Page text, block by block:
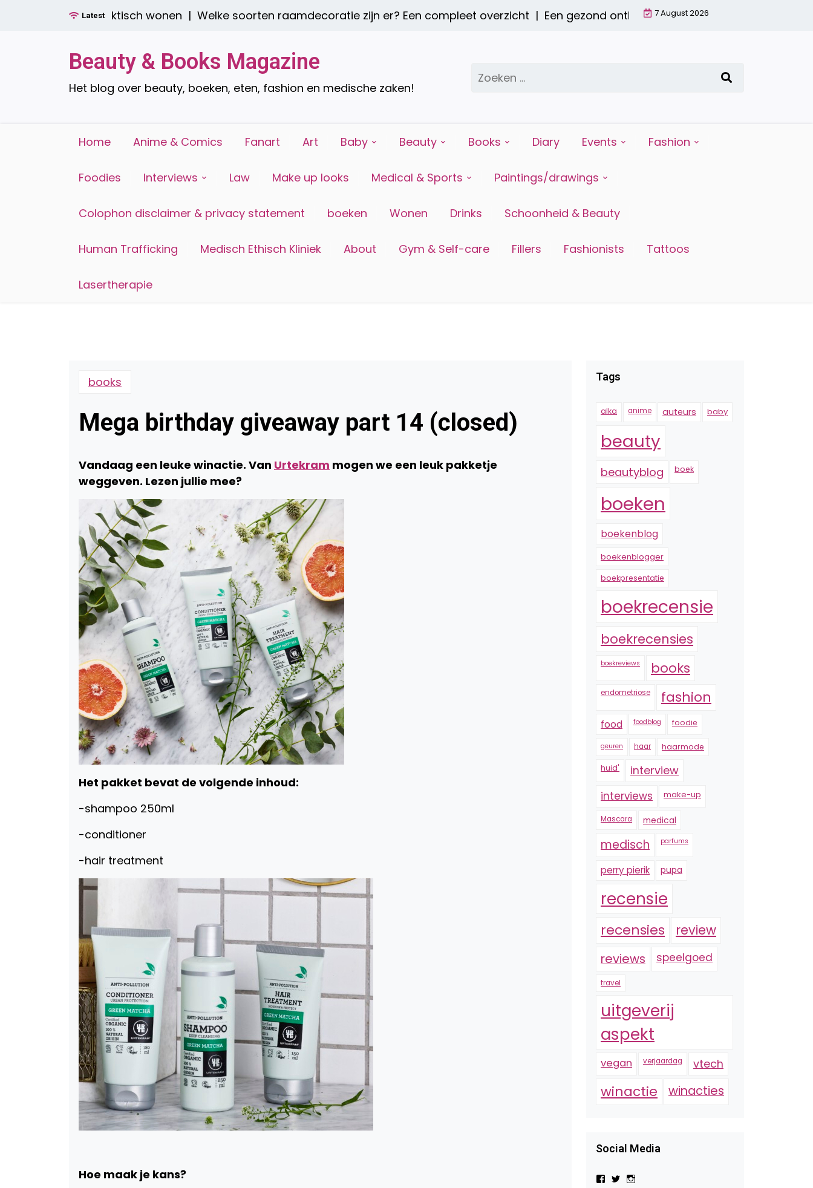
Latest
stijlvol én praktisch wonen |Welke soorten raamdecoratie zijn er? Een compleet overzicht |Een gezond ontbijt met een smoothie: waarom het
7 August 2026
Beauty & Books Magazine
Het blog over beauty, boeken, eten, fashion en medische zaken!
Zoeken
naar:
Home Anime & Comics Fanart Art Baby Beauty Books Diary Events Fashion
Foodies Interviews Law Make up looks Medical & Sports Paintings/drawings
Colophon disclaimer & privacy statement boeken Wonen Drinks Schoonheid & Beauty
Human Trafficking Medisch Ethisch Kliniek About Gym & Self-care Fillers Fashionists Tattoos
Lasertherapie
books
Mega birthday giveaway part 14 (closed)
Vandaag een leuke winactie. Van Urtekram mogen we een leuk pakketje
weggeven. Lezen jullie mee?
Het pakket bevat de volgende inhoud:
-shampoo 250ml
-conditioner
-hair treatment
Hoe maak je kans?
Tags
alka anime auteurs baby
beauty
beautyblog boek
boeken
boekenblog
boekenblogger
boekpresentatie
boekrecensie
boekrecensies
boekreviews books
endometriose fashion
food foodblog foodie
geuren haar haarmode
huid' interview
interviews make-up
Mascara medical
medisch parfums
perry pierik pupa
recensie
recensies review
reviews speelgoed
travel
uitgeverij
aspekt
vegan verjaardag vtech
winactie winacties
Social Media
BekijkBekijk